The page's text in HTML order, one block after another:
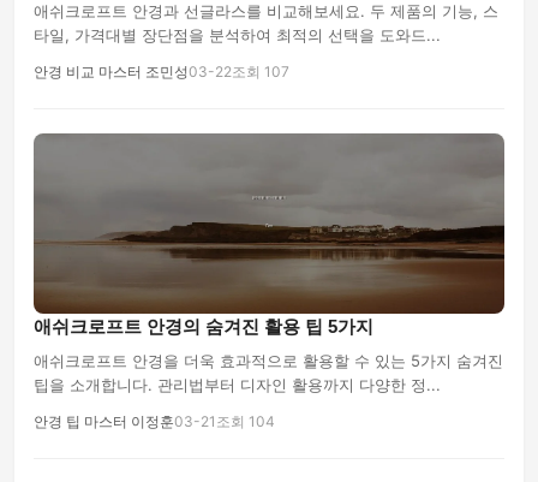
애쉬크로프트 안경과 선글라스를 비교해보세요. 두 제품의 기능, 스
타일, 가격대별 장단점을 분석하여 최적의 선택을 도와드...
안경 비교 마스터 조민성03-22조회 107
애쉬크로프트 안경의 숨겨진 활용 팁 5가지
애쉬크로프트 안경을 더욱 효과적으로 활용할 수 있는 5가지 숨겨진
팁을 소개합니다. 관리법부터 디자인 활용까지 다양한 정...
안경 팁 마스터 이정훈03-21 조회 104